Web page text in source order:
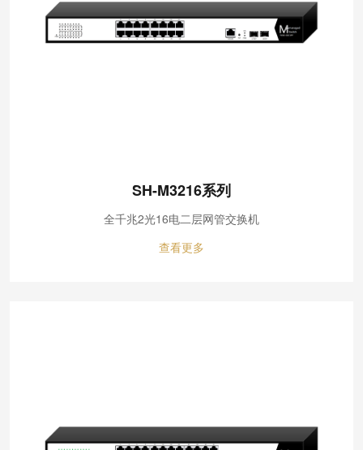
SH-M3216系列
全千兆2光16电二层网管交换机
查看更多